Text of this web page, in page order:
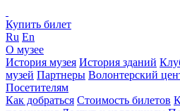
Купить билет
Ru En
О музее
История музея История зданий
музей Партнеры Волонтерский
Посетителям
Как добраться Стоимость билетов